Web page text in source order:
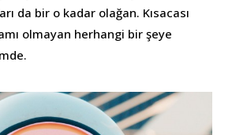
da bir o kadar olağan. Kısacası
olmayan herhangi bir şeye